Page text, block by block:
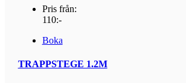
Pris från:
110:-
Boka
TRAPPSTEGE 1.2M